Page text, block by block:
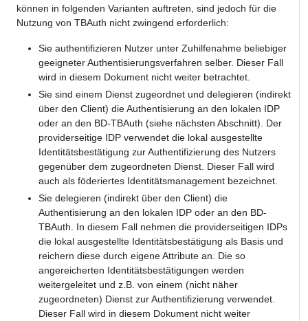
können in folgenden Varianten auftreten, sind jedoch für die
Nutzung von TBAuth nicht zwingend erforderlich:
Sie authentifizieren Nutzer unter Zuhilfenahme beliebiger
geeigneter Authentisierungsverfahren selber. Dieser Fall
wird in diesem Dokument nicht weiter betrachtet.
Sie sind einem Dienst zugeordnet und delegieren (indirekt
über den Client) die Authentisierung an den lokalen IDP
oder an den BD-TBAuth (siehe nächsten Abschnitt). Der
providerseitige IDP verwendet die lokal ausgestellte
Identitätsbestätigung zur Authentifizierung des Nutzers
gegenüber dem zugeordneten Dienst. Dieser Fall wird
auch als föderiertes Identitätsmanagement bezeichnet.
Sie delegieren (indirekt über den Client) die
Authentisierung an den lokalen IDP oder an den BD-
TBAuth. In diesem Fall nehmen die providerseitigen IDPs
die lokal ausgestellte Identitätsbestätigung als Basis und
reichern diese durch eigene Attribute an. Die so
angereicherten Identitätsbestätigungen werden
weitergeleitet und z.B. von einem (nicht näher
zugeordneten) Dienst zur Authentifizierung verwendet.
Dieser Fall wird in diesem Dokument nicht weiter